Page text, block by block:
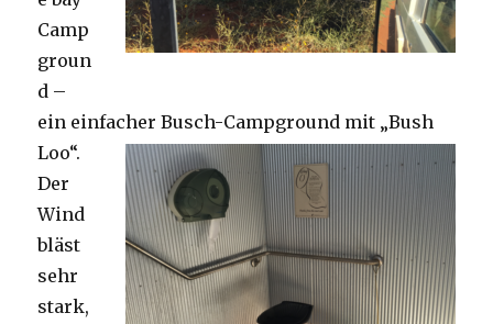
Camp
groun
d –
ein einfacher Busch-Campground mit „Bush
Loo“.
Der
Wind
bläst
sehr
stark,